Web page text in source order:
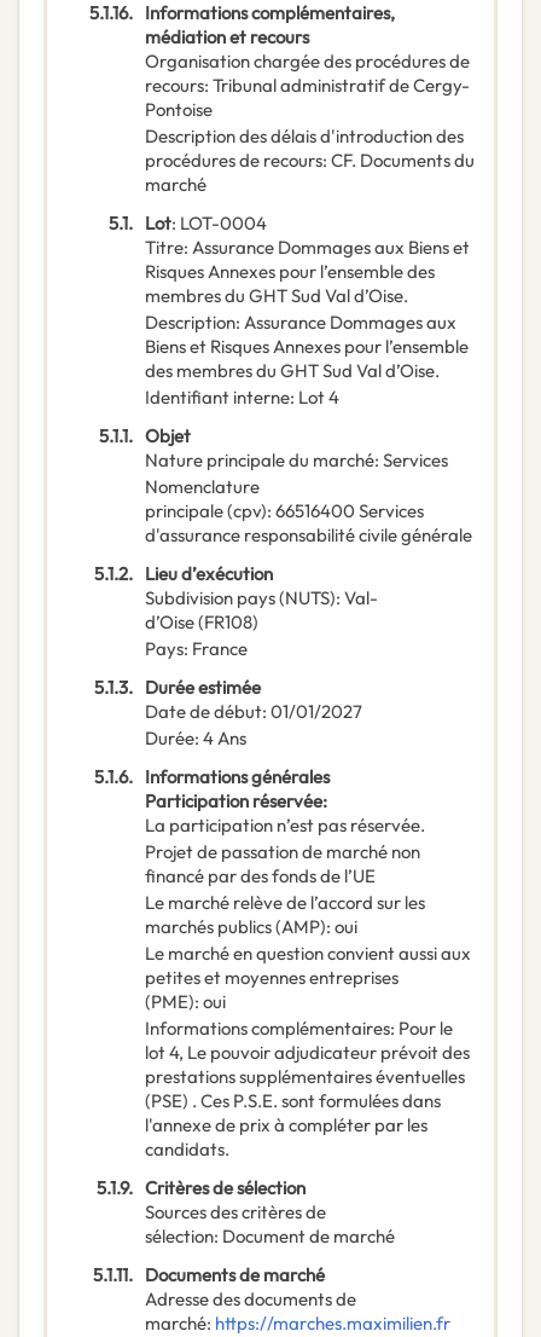
5.1.16. Informations complémentaires,
médiation et recours
Organisation chargée des procédures de
recours: Tribunal administratif de Cergy-
Pontoise
Description des délais d'introduction des
procédures de recours: CF. Documents du
marché
5.1. Lot: LOT-0004
Titre: Assurance Dommages aux Biens et
Risques Annexes pour l’ensemble des
membres du GHT Sud Val d’Oise.
Description: Assurance Dommages aux
Biens et Risques Annexes pour l’ensemble
des membres du GHT Sud Val d’Oise.
Identifiant interne: Lot 4
5.1.1. Objet
Nature principale du marché: Services
Nomenclature
principale(cpv): 66516400 Services
d'assurance responsabilité civile générale
5.1.2. Lieu d’exécution
Subdivision pays (NUTS): Val-
d’Oise(FR108)
Pays: France
5.1.3. Durée estimée
Date de début: 01/01/2027
Durée: 4Ans
5.1.6. Informations générales
Participation réservée:
La participation n’est pas réservée.
Projet de passation de marché non
financé par des fonds de l’UE
Le marché relève de l’accord sur les
marchés publics (AMP): oui
Le marché en question convient aussi aux
petites et moyennes entreprises
(PME): oui
Informations complémentaires: Pour le
lot 4, Le pouvoir adjudicateur prévoit des
prestations supplémentaires éventuelles
(PSE) . Ces P.S.E. sont formulées dans
l'annexe de prix à compléter par les
candidats.
5.1.9. Critères de sélection
Sources des critères de
sélection: Document de marché
5.1.11. Documents de marché
Adresse des documents de
marché: https://marches.maximilien.fr